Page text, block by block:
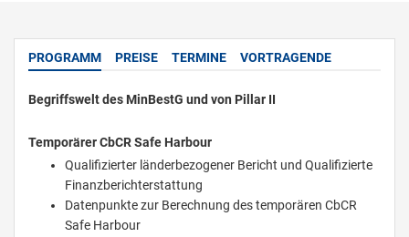
PROGRAMM PREISE TERMINE VORTRAGENDE
Begriffswelt des MinBestG und von Pillar II
Temporärer CbCR Safe Harbour
Qualifizierter länderbezogener Bericht und Qualifizierte
Finanzberichterstattung
Datenpunkte zur Berechnung des temporären CbCR
Safe Harbour